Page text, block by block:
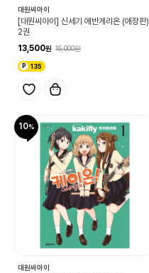
대원씨아이
[대원씨아이] 신세기 에반게리온 (애장판)
2권
13,500
15,000
135
10
대원씨아이